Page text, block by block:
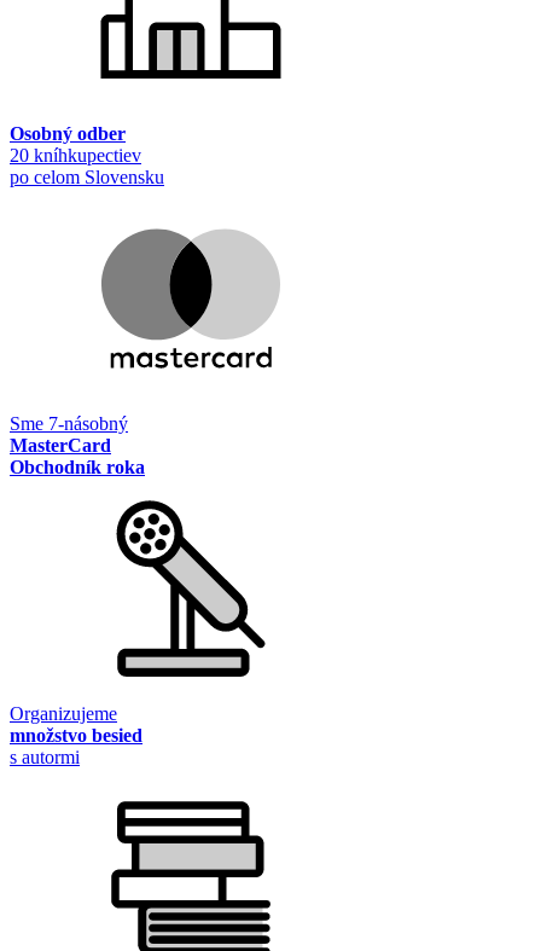
Osobný odber
20 kníhkupectiev
po celom Slovensku
Sme 7-násobný
MasterCard
Obchodník roka
Organizujeme
množstvo besied
s autormi